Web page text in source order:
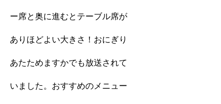
ー席と奥に進むとテーブル席が
ありほどよい大きさ！おにぎり
あたためますかでも放送されて
いました。おすすめのメニュー